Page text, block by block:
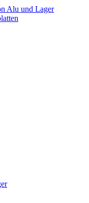
Alu und Lager